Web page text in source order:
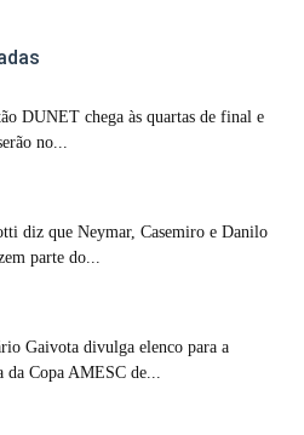
DUNET chega às quartas de final e
no...
diz que Neymar, Casemiro e Danilo
parte do...
Gaivota divulga elenco para a
da Copa AMESC de...